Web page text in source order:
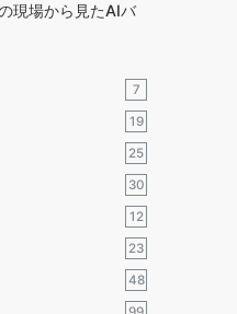
現場から見たAIバ
7
19
25
30
12
23
48